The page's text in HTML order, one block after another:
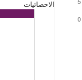
الاحصائيات